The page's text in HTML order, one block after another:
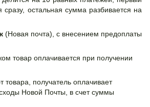
сразу, остальная сумма разбивается на
(Новая почта), с внесением предоплаты
товар оплачивается при получении
товара, получатель оплачивает
Новой Почты, в счет суммы